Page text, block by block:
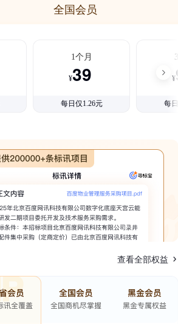
全国会员
1个月
¥39
每日仅1.26元
¥
每
查看全部权益